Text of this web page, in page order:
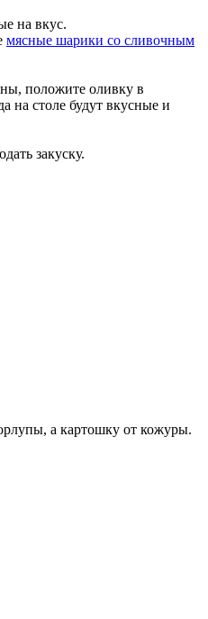
на вкус.
мясные шарики со сливочным
положите оливку в
на столе будут вкусные и
закуску.
а картошку от кожуры.